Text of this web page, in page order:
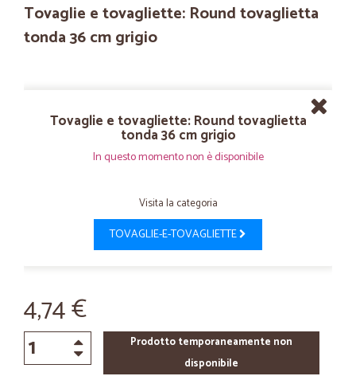
Tovaglie e tovagliette: Round tovaglietta
tonda 36 cm grigio
Tovaglie e tovagliette: Round tovaglietta
tonda 36 cm grigio
In questo momento non è disponibile
Visita la categoria
TOVAGLIE-E-TOVAGLIETTE
4,74 €
Prodotto temporaneamente non
disponibile